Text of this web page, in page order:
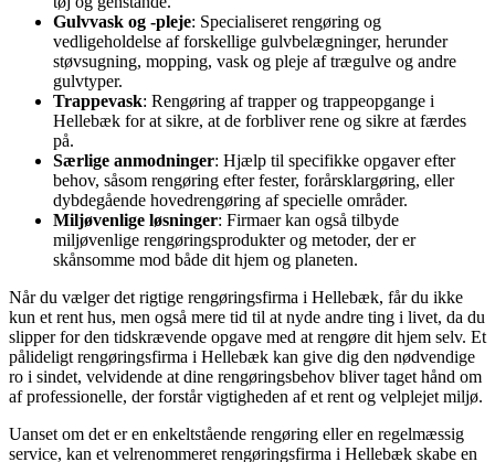
Gulvvask og -pleje: Specialiseret rengøring og
vedligeholdelse af forskellige gulvbelægninger, herunder
støvsugning, mopping, vask og pleje af trægulve og andre
gulvtyper.
Trappevask: Rengøring af trapper og trappeopgange i
Hellebæk for at sikre, at de forbliver rene og sikre at færdes
på.
Særlige anmodninger: Hjælp til specifikke opgaver efter
behov, såsom rengøring efter fester, forårsklargøring, eller
dybdegående hovedrengøring af specielle områder.
Miljøvenlige løsninger: Firmaer kan også tilbyde
miljøvenlige rengøringsprodukter og metoder, der er
skånsomme mod både dit hjem og planeten.
Når du vælger det rigtige rengøringsfirma i Hellebæk, får du ikke
kun et rent hus, men også mere tid til at nyde andre ting i livet, da du
slipper for den tidskrævende opgave med at rengøre dit hjem selv. Et
pålideligt rengøringsfirma i Hellebæk kan give dig den nødvendige
ro i sindet, velvidende at dine rengøringsbehov bliver taget hånd om
af professionelle, der forstår vigtigheden af et rent og velplejet miljø.
Uanset om det er en enkeltstående rengøring eller en regelmæssig
service, kan et velrenommeret rengøringsfirma i Hellebæk skabe en